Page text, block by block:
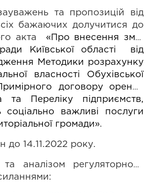
та пропозицій від
бажаючих долучитися до
акта « Про внесення змін
Київської області  від
Методики розрахунку
власності Обухівської
договору
оренди
та
Переліку підприємств,
важливі послуги
громади».
до 14.11.2022 року.
аналізом регуляторного